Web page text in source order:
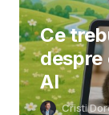
Ce
despre
AI
Cristi